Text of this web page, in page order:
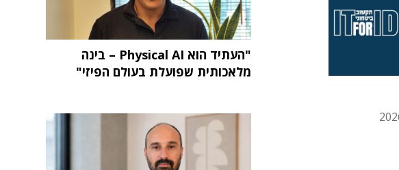
"העתיד הוא Physical AI – בינה
מלאכותית שפועלת בעולם הפיזי"